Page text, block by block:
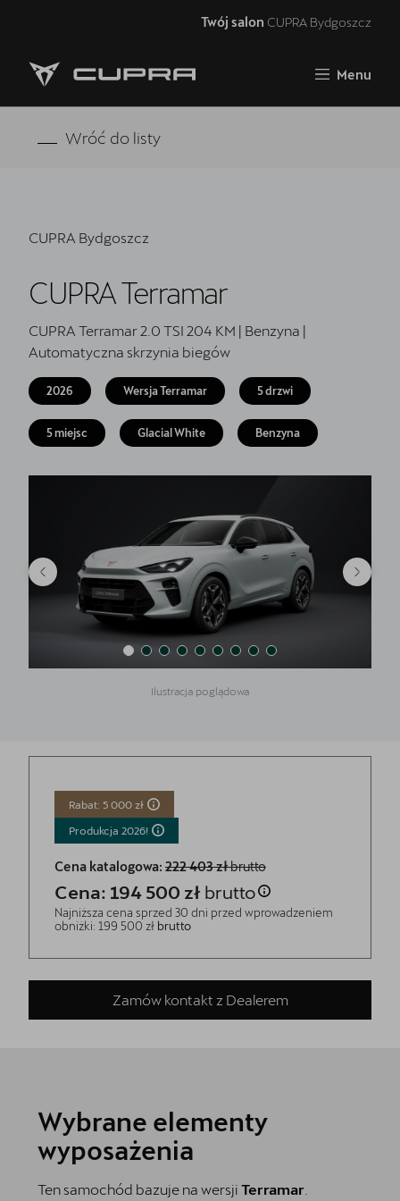
Twój salon CUPRA Bydgoszcz
Menu
Strona główna
Samochody dostępne od ręki
Jazda próbna CUPRĄ
CUPRA For Business
Akcesoria CUPRA
Finansowanie
5 lat gwarancji
Oryginalne części zamienne
Kontakt
Wróć do listy
CUPRA Bydgoszcz
CUPRA Terramar
CUPRA Terramar 2.0 TSI 204 KM | Benzyna |
Automatyczna skrzynia biegów
2026 Wersja Terramar 5 drzwi
5 miejsc Glacial White Benzyna
Ilustracja poglądowa
Rabat: 5 000 zł
Produkcja 2026!
Cena katalogowa: 222 403 złbrutto
Cena: 194 500 zł brutto
Najniższa cena sprzed 30 dni przed wprowadzeniem
obniżki: 199 500 zł brutto
Zamów kontakt z Dealerem
Wybrane elementy
wyposażenia
Ten samochód bazuje na wersji Terramar